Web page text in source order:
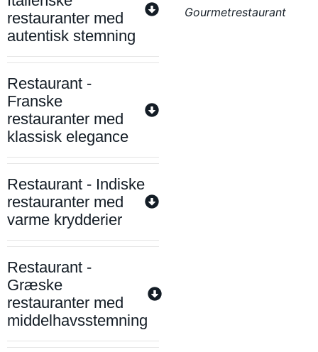
restauranter med
autentisk stemning
Restaurant -
Franske
restauranter med
klassisk elegance
Restaurant - Indiske
restauranter med
varme krydderier
Restaurant -
Græske
restauranter med
middelhavsstemning
Gourmetrestaurant